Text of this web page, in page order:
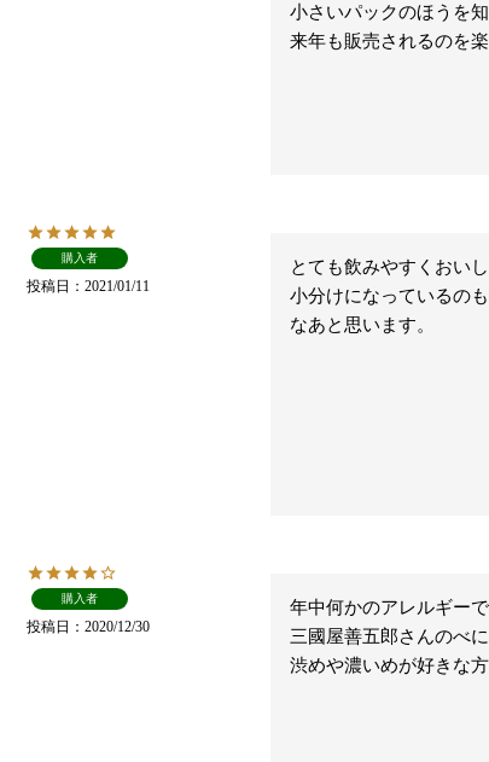
小さいパックのほうを
来年も販売されるのを
購入者
投稿日 2021/01/11
とても飲みやすくおい
小分けになっているの
なあと思います。
購入者
投稿日 2020/12/30
年中何かのアレルギー
三國屋善五郎さんのべ
渋めや濃いめが好きな